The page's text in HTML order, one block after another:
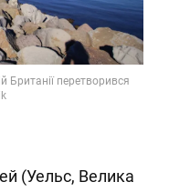
Британії перетворився
(Уельс, Велика